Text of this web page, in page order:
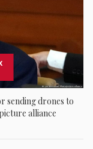
sending drones to
alliance